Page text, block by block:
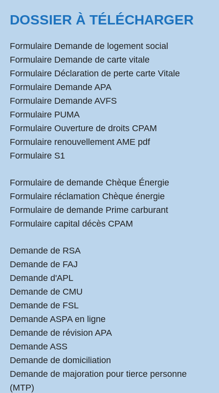
DOSSIER À TÉLÉCHARGER
Formulaire Demande de logement social
Formulaire Demande de carte vitale
Formulaire Déclaration de perte carte Vitale
Formulaire Demande APA
Formulaire Demande AVFS
Formulaire PUMA
Formulaire Ouverture de droits CPAM
Formulaire renouvellement AME pdf
Formulaire S1
Formulaire de demande Chèque Énergie
Formulaire réclamation Chèque énergie
Formulaire de demande Prime carburant
Formulaire capital décès CPAM
Demande de RSA
Demande de FAJ
Demande d'APL
Demande de CMU
Demande de FSL
Demande ASPA en ligne
Demande de révision APA
Demande ASS
Demande de domiciliation
Demande de majoration pour tierce personne
(MTP)